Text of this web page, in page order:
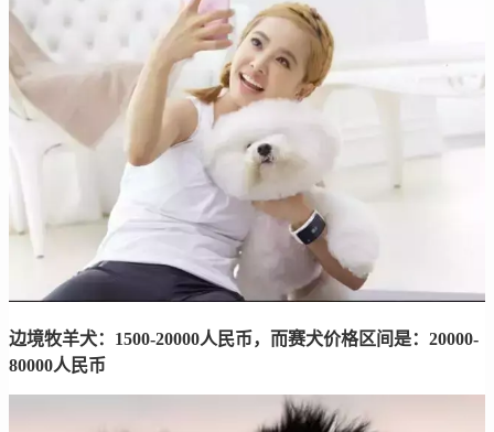
边境牧羊犬：1500-20000人民币，而赛犬价格区间是：20000-
80000人民币